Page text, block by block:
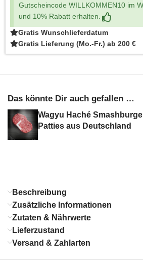
Gutscheincode WILLKOMMEN10 im
und 10% Rabatt erhalten.
Gratis Wunschlieferdatum
Gratis Lieferung (Mo.-Fr.) ab 200 €
Das könnte Dir auch gefallen …
Wagyu Haché
Patties aus Deutschland
Beschreibung
Zusätzliche Informationen
Zutaten & Nährwerte
Lieferzustand
Versand & Zahlarten